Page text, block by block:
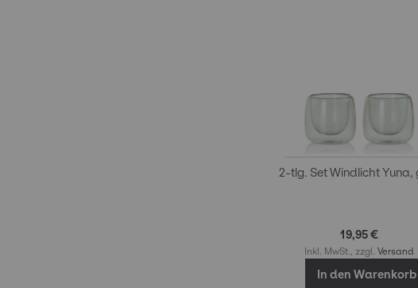
2-tlg. Set Windlicht Yuna,
19,95 €
Inkl. MwSt., zzgl.Versand
In den Warenkorb